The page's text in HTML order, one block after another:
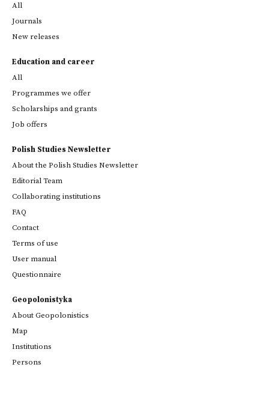
All
Journals
New releases
Education and career
All
Programmes we offer
Scholarships and grants
Job offers
Polish Studies Newsletter
About the Polish Studies Newsletter
Editorial Team
Collaborating institutions
FAQ
Contact
Terms of use
User manual
Questionnaire
Geopolonistyka
About Geopolonistics
Map
Institutions
Persons